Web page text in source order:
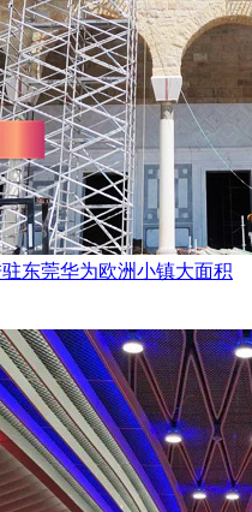
东莞华为欧洲小镇大面积